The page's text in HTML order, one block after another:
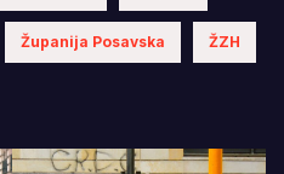
Županija Posavska ŽZH